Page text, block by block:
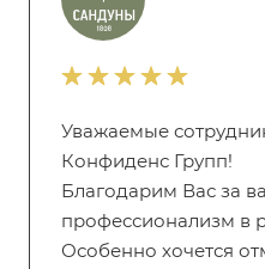
Уважаемые
Конфиденс Групп!
Благодарим Вас за
профессионализм в
Особенно хочется